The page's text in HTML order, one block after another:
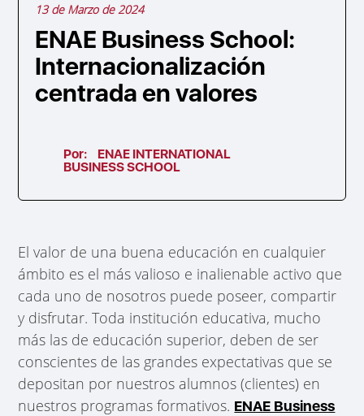
13 de Marzo de 2024
ENAE Business School:
Internacionalización
centrada en valores
Por:
ENAE INTERNATIONAL
BUSINESS SCHOOL
El valor de una buena educación en cualquier
ámbito es el más valioso e inalienable activo que
cada uno de nosotros puede poseer, compartir
y disfrutar. Toda institución educativa, mucho
más las de educación superior, deben de ser
conscientes de las grandes expectativas que se
depositan por nuestros alumnos (clientes) en
nuestros programas formativos. ENAE Business